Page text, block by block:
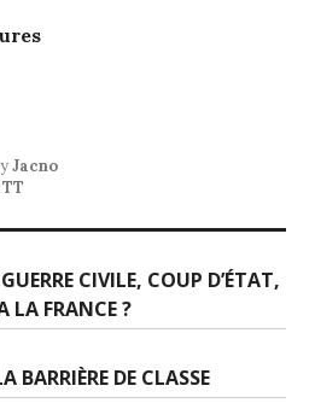
Jacno
CIVILE, COUP D’ÉTAT,
LA FRANCE ?
BARRIÈRE DE CLASSE